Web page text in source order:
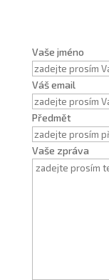
Vaše jméno
Váš email
Předmět
Vaše zpráva